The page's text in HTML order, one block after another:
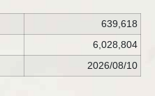
639,618
6,028,804
2026/08/10